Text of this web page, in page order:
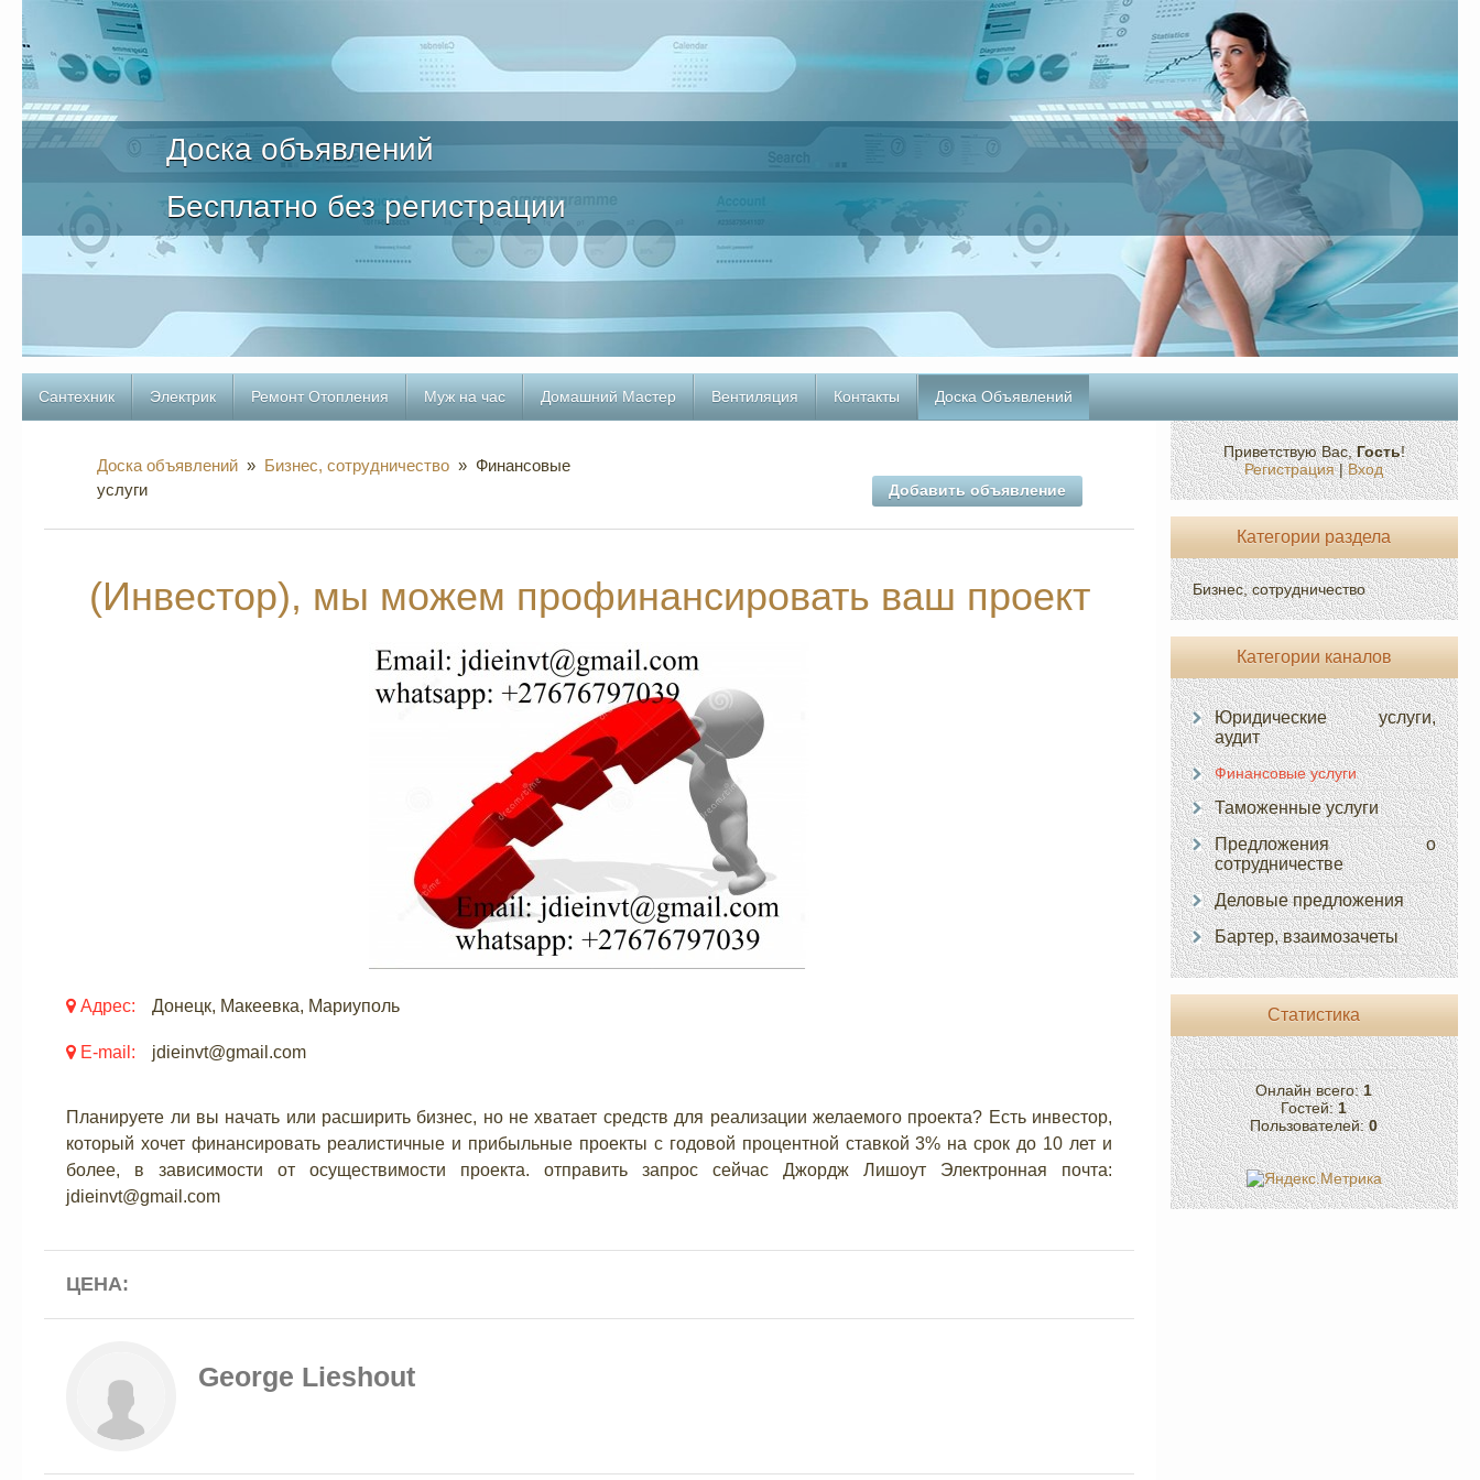
Доска объявлений
Бесплатно без регистрации
Сантехник Электрик Ремонт Отопления Муж на час Домашний Мастер Вентиляция Контакты Доска Объявлений
Доска объявлений » Бизнес, сотрудничество » Финансовые
услуги
Добавить объявление
(Инвестор), мы можем профинансировать ваш проект
Адрес: Донецк, Макеевка, Мариуполь
E-mail: jdieinvt@gmail.com
Планируете ли вы начать или расширить бизнес, но не хватает средств для реализации желаемого проекта? Есть инвестор,
который хочет финансировать реалистичные и прибыльные проекты с годовой процентной ставкой 3% на срок до 10 лет и
более, в зависимости от осуществимости проекта. отправить запрос сейчас Джордж Лишоут Электронная почта:
jdieinvt@gmail.com
ЦЕНА:
George Lieshout
Приветствую Вас,Гость!
Регистрация|Вход
Категории раздела
Бизнес, сотрудничество
Категории каналов
Юридические услуги,
аудит
Финансовые услуги
Таможенные услуги
Предложения о
сотрудничестве
Деловые предложения
Бартер, взаимозачеты
Статистика
Онлайн всего:1
Гостей:1
Пользователей:0